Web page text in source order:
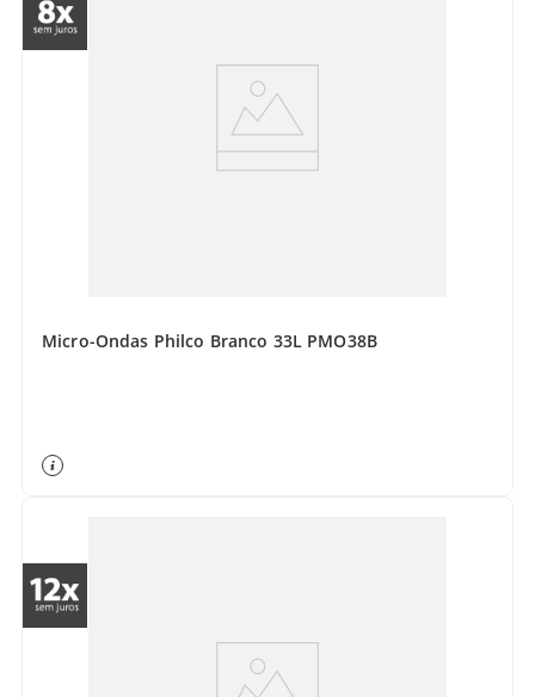
Micro-Ondas Philco Branco 33L PMO38B